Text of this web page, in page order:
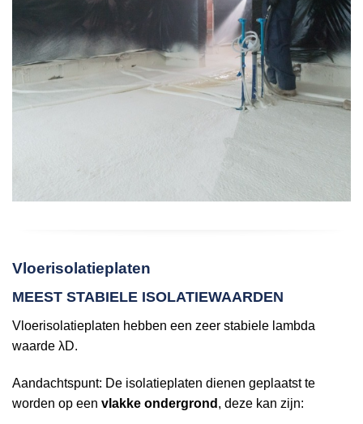
Vloerisolatieplaten
MEEST STABIELE ISOLATIEWAARDEN
Vloerisolatieplaten hebben een zeer stabiele lambda
waarde λD.
Aandachtspunt: De isolatieplaten dienen geplaatst te
worden op een vlakke ondergrond , deze kan zijn: